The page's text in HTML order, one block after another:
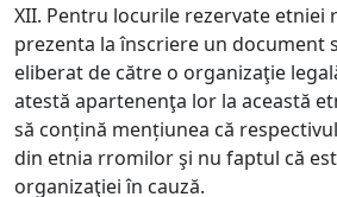
XII. Pentru locurile rezervate etniei
prezenta la înscriere un document
eliberat de către o organizaţie
atestă apartenenţa lor la această
să conțină mențiunea că
din etnia rromilor şi nu faptul că
organizaţiei în cauză.